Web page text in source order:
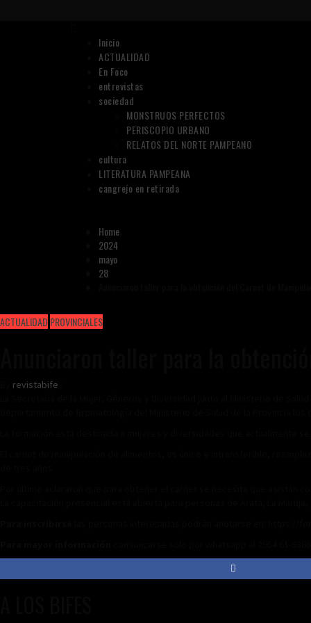
Inicio
ACTUALIDAD
En Foco
entrevistas
sociedad
MONSTRUOS PERFECTOS
PERISCOPIO URBANO
RELATOS DEL NORTE PAMPEANO
cultura
LITERATURA PAMPEANA
cangrejo en retirada
Home
2024
mayo
28
ACTUALIDAD PROVINCIALES
revistabife